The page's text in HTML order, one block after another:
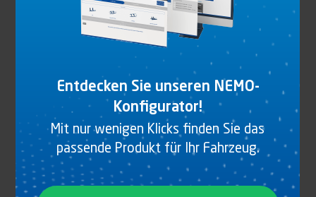
BOLZEN M8 X 25, VERZINKTER STAHL FÜR
3110177
Produkt anzeigen
Entdecken Sie unseren NEMO-
Konfigurator!
Mit nur wenigen Klicks finden Sie das
passende Produkt für Ihr Fahrzeug.